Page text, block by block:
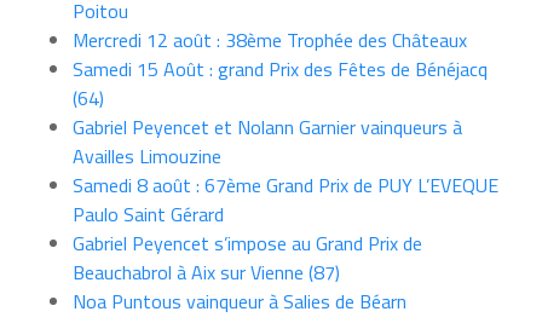
Poitou
Mercredi 12 août : 38ème Trophée des Châteaux
Samedi 15 Août : grand Prix des Fêtes de Bénéjacq
(64)
Gabriel Peyencet et Nolann Garnier vainqueurs à
Availles Limouzine
Samedi 8 août : 67ème Grand Prix de PUY L’EVEQUE
Paulo Saint Gérard
Gabriel Peyencet s’impose au Grand Prix de
Beauchabrol à Aix sur Vienne (87)
Noa Puntous vainqueur à Salies de Béarn